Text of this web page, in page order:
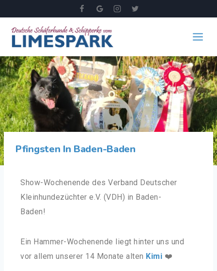
Pfingsten In Baden-Baden
Show-Wochenende des Verband Deutscher
Kleinhundezüchter e.V. (VDH) in Baden-
Baden!
Ein Hammer-Wochenende liegt hinter uns und
vor allem unserer 14 Monate alten Kimi ❤️